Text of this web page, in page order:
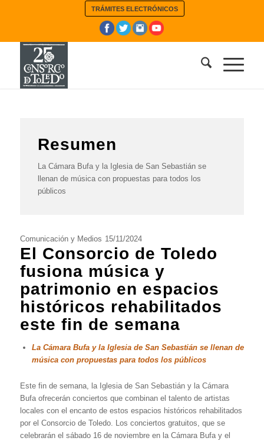
TRÁMITES ELECTRÓNICOS
Resumen
La Cámara Bufa y la Iglesia de San Sebastián se
llenan de música con propuestas para todos los
públicos
Comunicación y Medios 15/11/2024
El Consorcio de Toledo
fusiona música y
patrimonio en espacios
históricos rehabilitados
este fin de semana
La Cámara Bufa y la Iglesia de San Sebastián se llenan de
música con propuestas para todos los públicos
Este fin de semana, la Iglesia de San Sebastián y la Cámara
Bufa ofrecerán conciertos que combinan el talento de artistas
locales con el encanto de estos espacios históricos rehabilitados
por el Consorcio de Toledo. Los conciertos gratuitos, que se
celebrarán el sábado 16 de noviembre en la Cámara Bufa y el